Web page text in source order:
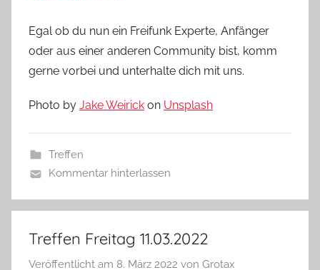
Egal ob du nun ein Freifunk Experte, Anfänger
oder aus einer anderen Community bist, komm
gerne vorbei und unterhalte dich mit uns.
Photo by Jake Weirick on Unsplash
Treffen
Kommentar hinterlassen
Treffen Freitag 11.03.2022
Veröffentlicht am 8. März 2022 von Grotax